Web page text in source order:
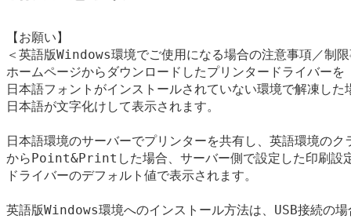
【お願い】
＜英語版Windows環境でご使用になる場合の注意事項／制
ホームページからダウンロードしたプリンタードライバーを
日本語フォントがインストールされていない環境で解凍した
日本語が文字化けして表示されます。
日本語環境のサーバーでプリンターを共有し、英語環境のク
からPoint&Printした場合、サーバー側で設定した印刷設
ドライバーのデフォルト値で表示されます。
英語版Windows環境へのインストール方法は、USB接続の